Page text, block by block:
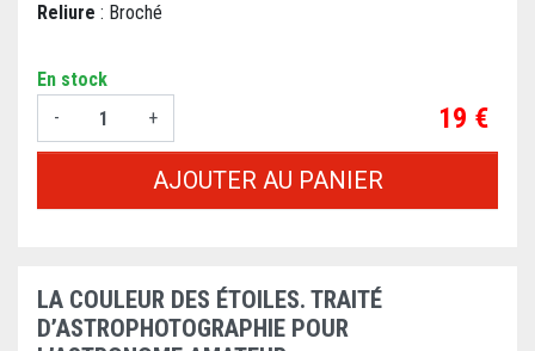
Reliure : Broché
En stock
-
+ Prix
19 €
AJOUTER AU PANIER
LA COULEUR DES ÉTOILES. TRAITÉ
D’ASTROPHOTOGRAPHIE POUR